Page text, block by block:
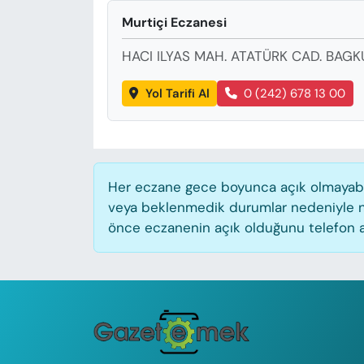
Murtiçi Eczanesi
HACI ILYAS MAH. ATATÜRK CAD.
Yol Tarifi Al 0 (242) 678 13 00
Her eczane gece boyunca açık
veya beklenmedik durumlar nedeniyle
önce eczanenin açık olduğunu telefon
ÖZEL HABER
YAZAR KÖŞESİ
VAN VE DİYARBAKIR HABERLERİ